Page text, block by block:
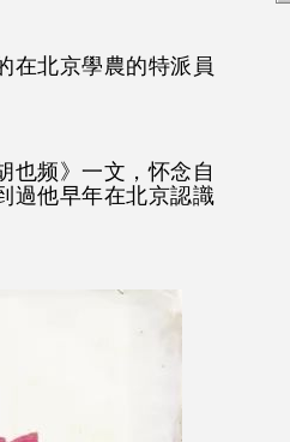
在北京學農的特派員
也频》一文，怀念自
過他早年在北京認識